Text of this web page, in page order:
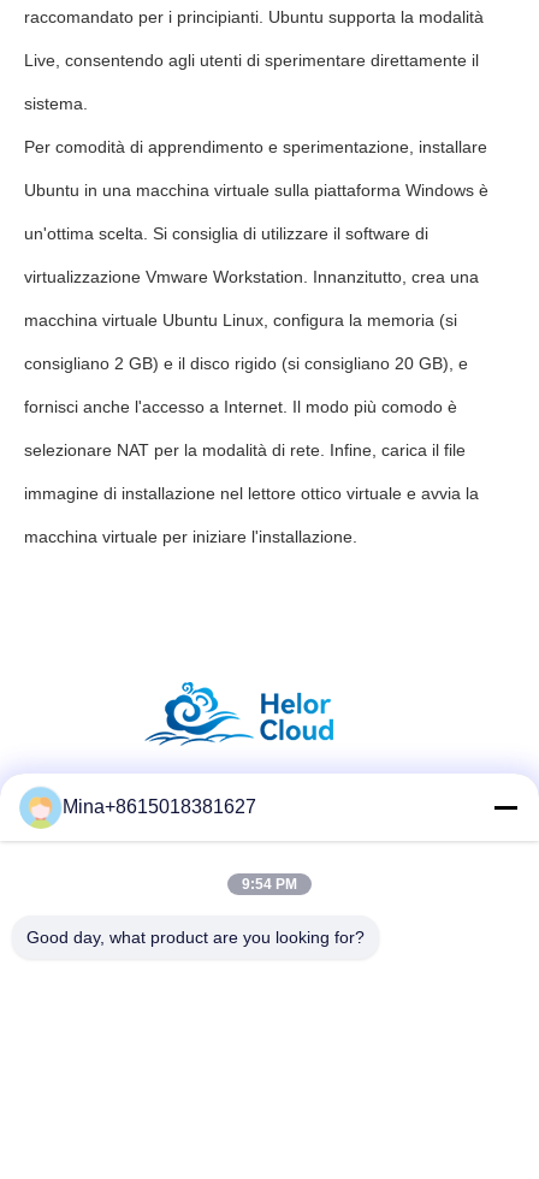
raccomandato per i principianti. Ubuntu supporta la modalità
Live, consentendo agli utenti di sperimentare direttamente il
sistema.
Per comodità di apprendimento e sperimentazione, installare
Ubuntu in una macchina virtuale sulla piattaforma Windows è
un'ottima scelta. Si consiglia di utilizzare il software di
virtualizzazione Vmware Workstation. Innanzitutto, crea una
macchina virtuale Ubuntu Linux, configura la memoria (si
consigliano 2 GB) e il disco rigido (si consigliano 20 GB), e
fornisci anche l'accesso a Internet. Il modo più comodo è
selezionare NAT per la modalità di rete. Infine, carica il file
immagine di installazione nel lettore ottico virtuale e avvia la
macchina virtuale per iniziare l'installazione.
Social media
Mina+8615018381627
9:54 PM
Good day, what product are you looking for?